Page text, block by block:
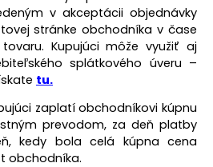
v akceptácii objednávky
stránke obchodníka v čase
Kupujúci môže využiť aj
splátkového úveru –
tu.
zaplatí obchodníkovi kúpnu
prevodom, za deň platby
kedy bola celá kúpna cena
obchodníka.